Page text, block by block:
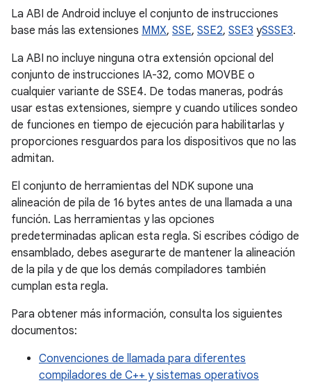
La ABI de Android incluye el conjunto de instrucciones
base más las extensiones MMX, SSE, SSE2, SSE3 ySSSE3.
La ABI no incluye ninguna otra extensión opcional del
conjunto de instrucciones IA-32, como MOVBE o
cualquier variante de SSE4. De todas maneras, podrás
usar estas extensiones, siempre y cuando utilices sondeo
de funciones en tiempo de ejecución para habilitarlas y
proporciones resguardos para los dispositivos que no las
admitan.
El conjunto de herramientas del NDK supone una
alineación de pila de 16 bytes antes de una llamada a una
función. Las herramientas y las opciones
predeterminadas aplican esta regla. Si escribes código de
ensamblado, debes asegurarte de mantener la alineación
de la pila y de que los demás compiladores también
cumplan esta regla.
Para obtener más información, consulta los siguientes
documentos:
Convenciones de llamada para diferentes
compiladores de C++ y sistemas operativos